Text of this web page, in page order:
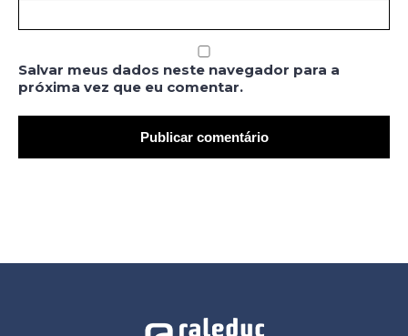
Salvar meus dados neste navegador para a
próxima vez que eu comentar.